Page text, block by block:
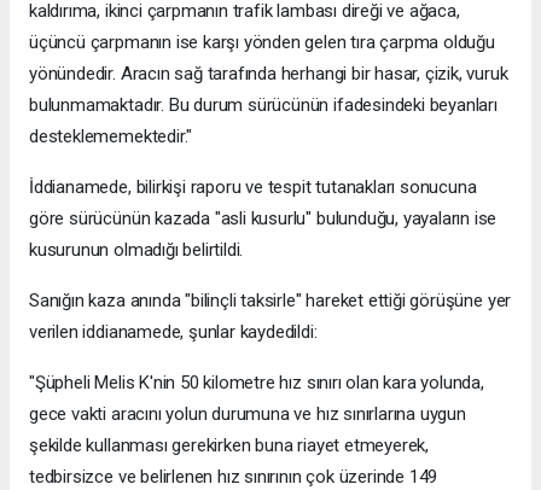
kaldırıma, ikinci çarpmanın trafik lambası direği ve ağaca,
üçüncü çarpmanın ise karşı yönden gelen tıra çarpma olduğu
yönündedir. Aracın sağ tarafında herhangi bir hasar, çizik, vuruk
bulunmamaktadır. Bu durum sürücünün ifadesindeki beyanları
desteklememektedir."
İddianamede, bilirkişi raporu ve tespit tutanakları sonucuna
göre sürücünün kazada "asli kusurlu" bulunduğu, yayaların ise
kusurunun olmadığı belirtildi.
Sanığın kaza anında "bilinçli taksirle" hareket ettiği görüşüne yer
verilen iddianamede, şunlar kaydedildi:
"Şüpheli Melis K'nin 50 kilometre hız sınırı olan kara yolunda,
gece vakti aracını yolun durumuna ve hız sınırlarına uygun
şekilde kullanması gerekirken buna riayet etmeyerek,
tedbirsizce ve belirlenen hız sınırının çok üzerinde 149